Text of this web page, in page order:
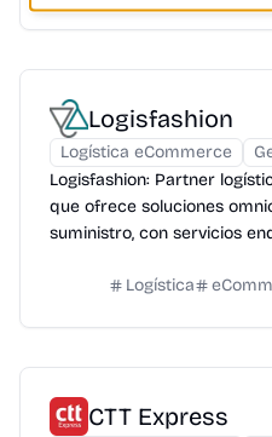
Logisfashion
Logística eCommerce
Logisfashion: Partner
que ofrece soluciones
suministro, con servicios
Logística
CTT Express